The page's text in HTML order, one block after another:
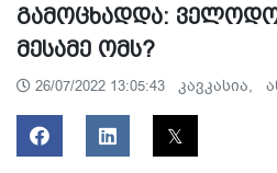
გამოცხადდა:
მესამე ომს?
26/07/2022 13:05:43 კავკასია,